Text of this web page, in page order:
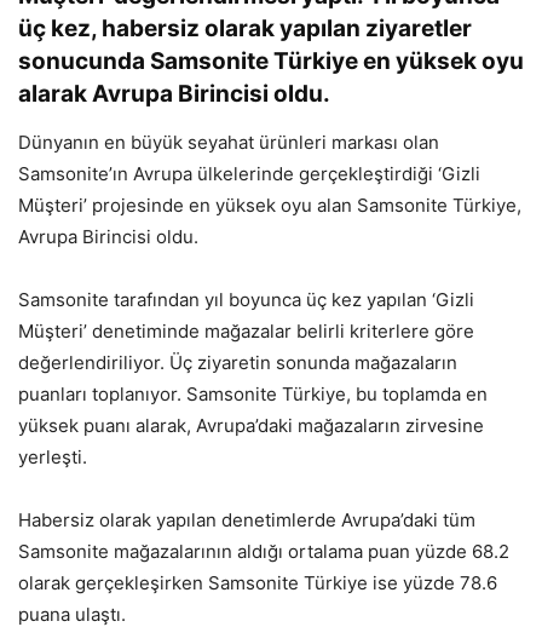
üç kez, habersiz olarak yapılan ziyaretler
sonucunda Samsonite Türkiye en yüksek oyu
alarak Avrupa Birincisi oldu.
Dünyanın en büyük seyahat ürünleri markası olan
Samsonite’ın Avrupa ülkelerinde gerçekleştirdiği ‘Gizli
Müşteri’ projesinde en yüksek oyu alan Samsonite Türkiye,
Avrupa Birincisi oldu.
Samsonite tarafından yıl boyunca üç kez yapılan ‘Gizli
Müşteri’ denetiminde mağazalar belirli kriterlere göre
değerlendiriliyor. Üç ziyaretin sonunda mağazaların
puanları toplanıyor. Samsonite Türkiye, bu toplamda en
yüksek puanı alarak, Avrupa’daki mağazaların zirvesine
yerleşti.
Habersiz olarak yapılan denetimlerde Avrupa’daki tüm
Samsonite mağazalarının aldığı ortalama puan yüzde 68.2
olarak gerçekleşirken Samsonite Türkiye ise yüzde 78.6
puana ulaştı.